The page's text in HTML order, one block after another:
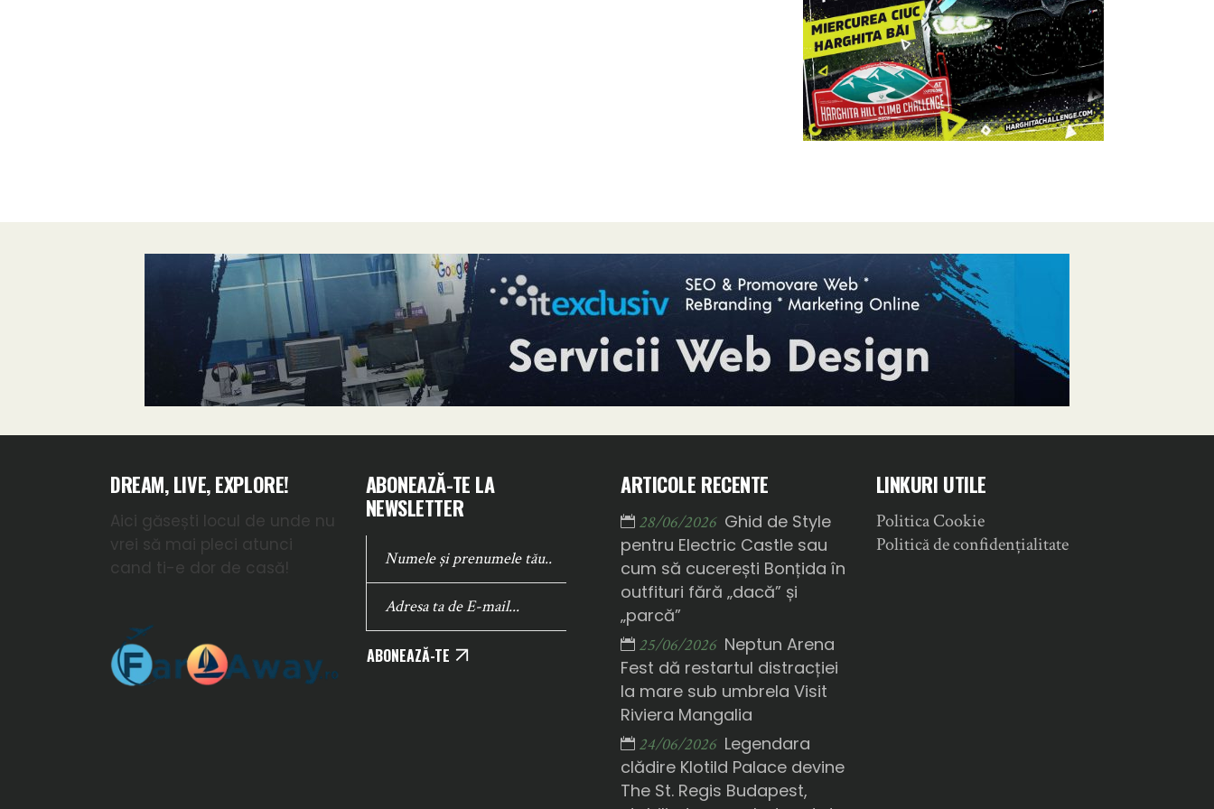
DREAM, LIVE, EXPLORE!
Aici găsești locul de unde nu
vrei să mai pleci atunci
cand ti-e dor de casă!
ABONEAZĂ-TE LA
NEWSLETTER
ABONEAZĂ-TE
ARTICOLE RECENTE
28/06/2026 Ghid de Style
pentru Electric Castle sau
cum să cucerești Bonțida în
outfituri fără „dacă” și
„parcă”
25/06/2026 Neptun Arena
Fest dă restartul distracției
la mare sub umbrela Visit
Riviera Mangalia
24/06/2026 Legendara
clădire Klotild Palace devine
The St. Regis Budapest,
LINKURI UTILE
Politica Cookie
Politică de confidențialitate